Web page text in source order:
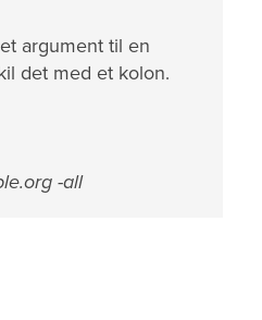
argument til en
det med et kolon.
-all